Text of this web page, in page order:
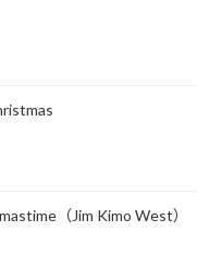
（Jim Kimo West）